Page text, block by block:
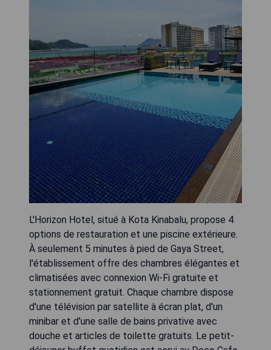
L'Horizon Hotel, situé à Kota Kinabalu, propose 4
options de restauration et une piscine extérieure.
À seulement 5 minutes à pied de Gaya Street,
l'établissement offre des chambres élégantes et
climatisées avec connexion Wi-Fi gratuite et
stationnement gratuit. Chaque chambre dispose
d'une télévision par satellite à écran plat, d'un
minibar et d'une salle de bains privative avec
douche et articles de toilette gratuits. Le petit-